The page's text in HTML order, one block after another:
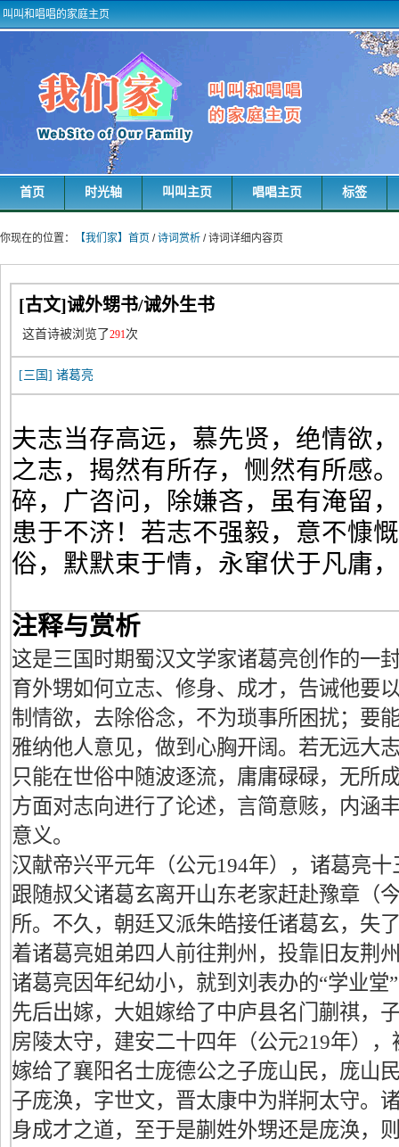
叫叫和唱唱的家庭主页
首页 时光轴 叫叫主页 唱唱主页 标签
你现在的位置： 【我们家】首页 /诗词赏析 / 诗词详细内容页
[古文]诫外甥书/诫外生书
这首诗被浏览了291次
[三国] 诸葛亮
夫志当存高远，慕先贤，绝情欲
之志，揭然有所存，恻然有所感
碎，广咨问，除嫌吝，虽有淹留
患于不济！若志不强毅，意不慷
俗，默默束于情，永窜伏于凡庸
注释与赏析
这是三国时期蜀汉文学家诸葛亮创作的一
育外甥如何立志、修身、成才，告诫他要
制情欲，去除俗念，不为琐事所困扰；要
雅纳他人意见，做到心胸开阔。若无远大
只能在世俗中随波逐流，庸庸碌碌，无所
方面对志向进行了论述，言简意赅，内涵
意义。
汉献帝兴平元年（公元194年），诸葛亮
跟随叔父诸葛玄离开山东老家赶赴豫章（
所。不久，朝廷又派朱皓接任诸葛玄，失
着诸葛亮姐弟四人前往荆州，投靠旧友荆
诸葛亮因年纪幼小，就到刘表办的“学业堂
先后出嫁，大姐嫁给了中庐县名门蒯祺，
房陵太守，建安二十四年（公元219年）
嫁给了襄阳名士庞德公之子庞山民，庞山
子庞涣，字世文，晋太康中为牂牁太守。
身成才之道，至于是蒯姓外甥还是庞涣，